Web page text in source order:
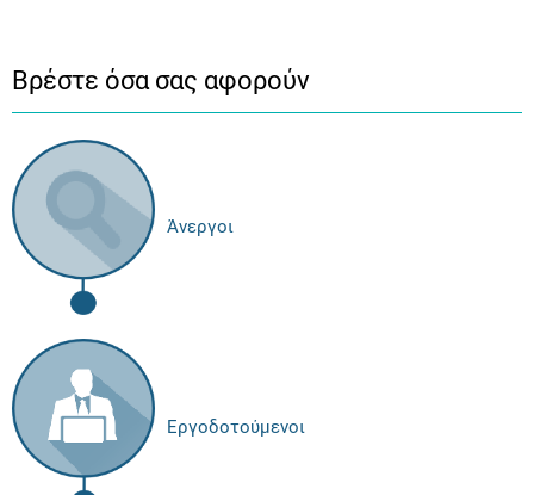
Βρέστε όσα σας αφορούν
Άνεργοι
Εργοδοτούμενοι